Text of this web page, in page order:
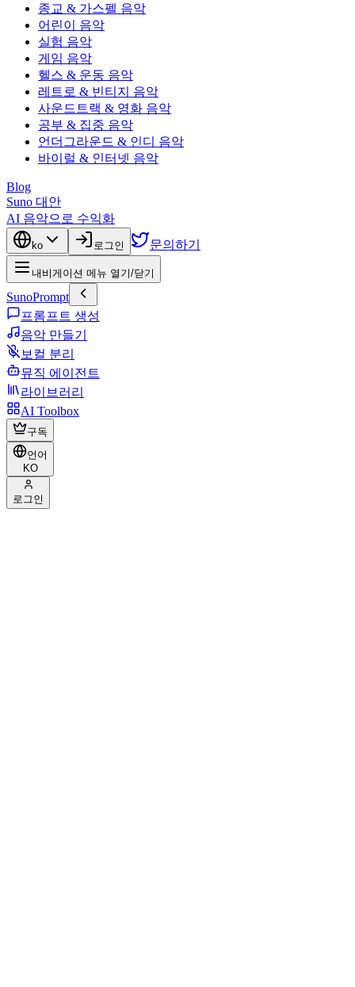
종교 & 가스펠 음악
어린이 음악
실험 음악
게임 음악
헬스 & 운동 음악
레트로 & 빈티지 음악
사운드트랙 & 영화 음악
공부 & 집중 음악
언더그라운드 & 인디 음악
바이럴 & 인터넷 음악
Blog
Suno 대안
AI 음악으로 수익화
ko 로그인 문의하기
내비게이션 메뉴 열기/닫기
SunoPrompt
프롬프트 생성
음악 만들기
보컬 분리
뮤직 에이전트
라이브러리
AI Toolbox
구독
언어
KO
로그인